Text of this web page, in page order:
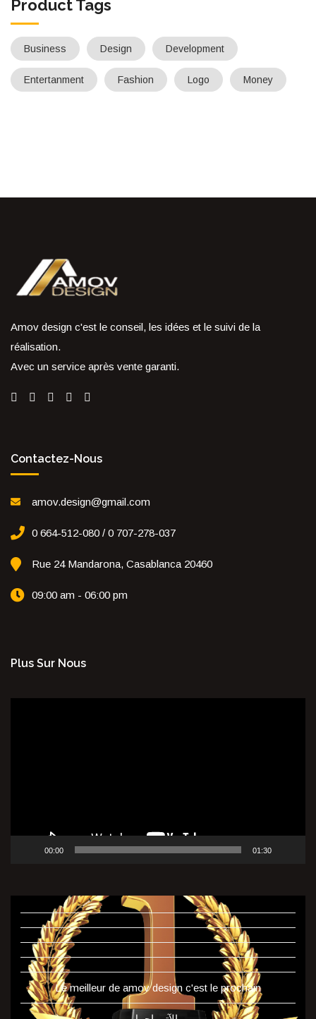
$20.00. $18.00.
Product Tags
Business Design Development
Entertanment Fashion Logo Money
Amov design c'est le conseil, les idées et le suivi de la
réalisation.
Avec un service après vente garanti.
Contactez-Nous
amov.design@gmail.com
0 664-512-080 / 0 707-278-037
Rue 24 Mandarona, Casablanca 20460
09:00 am - 06:00 pm
Plus Sur Nous
00:00 01:30
Le meilleur de amov design c'est le prochain